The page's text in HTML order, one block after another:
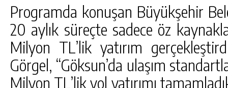
Programda konuşan Büyükşehir
20 aylık süreçte sadece öz
Milyon TL’lik yatırım
Görgel, “Göksun’da ulaşım
Milyon TL’lik yol yatırımı